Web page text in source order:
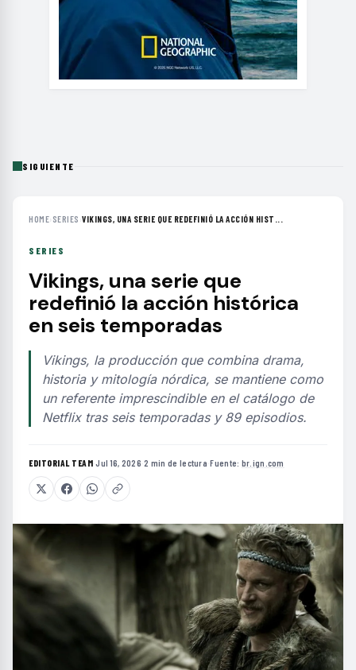
SIGUIENTE
HOME› SERIES ›VIKINGS, UNA SERIE QUE REDEFINIÓ LA ACCIÓN HIST...
SERIES
Vikings, una serie que
redefinió la acción histórica
en seis temporadas
Vikings, la producción que combina drama,
historia y mitología nórdica, se mantiene como
un referente imprescindible en el catálogo de
Netflix tras seis temporadas y 89 episodios.
EDITORIAL TEAM·Jul 16, 2026·2 min de lectura·Fuente: br.ign.com